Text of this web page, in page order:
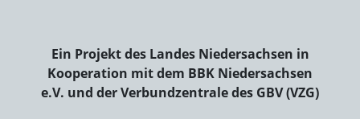
Ein Projekt des Landes Niedersachsen in
Kooperation mit dem BBK Niedersachsen
e.V. und der Verbundzentrale des GBV (VZG)